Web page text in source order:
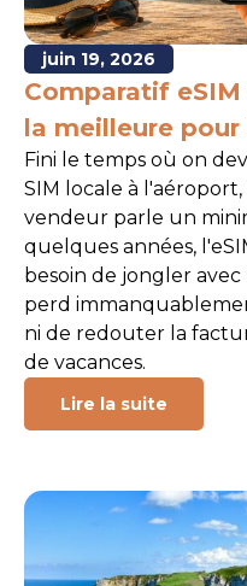
juin 19, 2026
Comparatif
la meilleure pour
Fini le temps où on
SIM locale à
vendeur parle un
quelques années,
besoin de jongler
perd
ni de redouter la
de vacances.
Lire la suite